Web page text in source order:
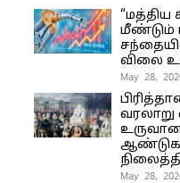
“மத்திய
மீண்டும்
விலை
May 28,
வரலாறு
May 28,